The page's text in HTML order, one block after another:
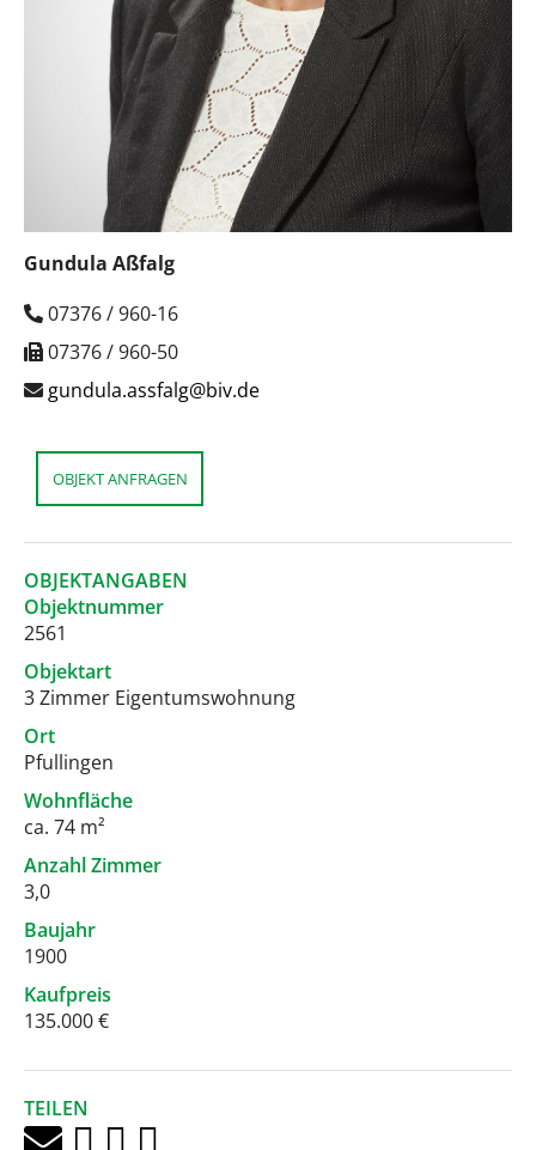
Gundula Aßfalg
07376 / 960-16
07376 / 960-50
gundula.assfalg@biv.de
OBJEKT ANFRAGEN
OBJEKTANGABEN
Objektnummer
2561
Objektart
3 Zimmer Eigentumswohnung
Ort
Pfullingen
Wohnfläche
ca. 74 m²
Anzahl Zimmer
3,0
Baujahr
1900
Kaufpreis
135.000 €
TEILEN